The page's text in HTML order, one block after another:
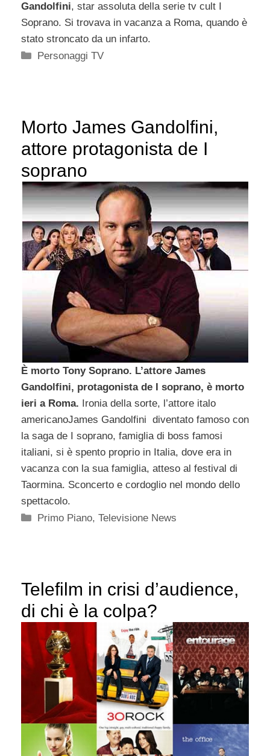
Gandolfini, star assoluta della serie tv cult I
Soprano. Si trovava in vacanza a Roma, quando è
stato stroncato da un infarto.
Categorie
Personaggi TV
Morto James Gandolfini,
attore protagonista de I
soprano
È morto Tony Soprano. L’attore James
Gandolfini, protagonista de I soprano, è morto
ieri a Roma. Ironia della sorte, l’attore italo
americanoJames Gandolfini diventato famoso con
la saga de I soprano, famiglia di boss famosi
italiani, si è spento proprio in Italia, dove era in
vacanza con la sua famiglia, atteso al festival di
Taormina. Sconcerto e cordoglio nel mondo dello
spettacolo.
Categorie
Primo Piano,Televisione News
Telefilm in crisi d’audience,
di chi è la colpa?